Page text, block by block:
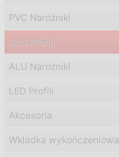
PVC Narożniki
ALU Profili
ALU Narożniki
LED Profili
Akcesoria
Wkładka wykończeniowa